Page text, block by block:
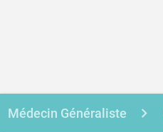
Médecin Généraliste